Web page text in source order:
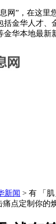
网”，在这里
金华人才、
华本地最新
新闻 > 有 「
痛点定制你的